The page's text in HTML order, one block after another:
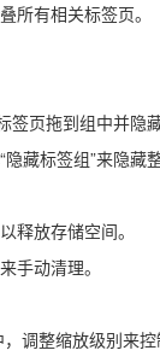
所有相关标签页。
签页拖到组中并隐藏
藏标签组”来隐藏整
释放存储空间。
手动清理。
调整缩放级别来控